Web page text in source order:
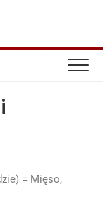
= Mięso,